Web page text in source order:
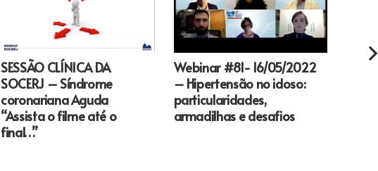
SESSÃO CLÍNICA DA
SOCERJ – Síndrome
coronariana Aguda
“Assista o filme até o
final…”
Webinar #81- 16/05/2022
– Hipertensão no idoso:
particularidades,
armadilhas e desafios